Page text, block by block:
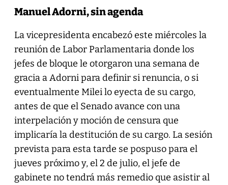
Manuel Adorni, sin agenda
La vicepresidenta encabezó este miércoles la
reunión de Labor Parlamentaria donde los
jefes de bloque le otorgaron una semana de
gracia a Adorni para definir si renuncia, o si
eventualmente Milei lo eyecta de su cargo,
antes de que el Senado avance con una
interpelación y moción de censura que
implicaría la destitución de su cargo. La sesión
prevista para esta tarde se pospuso para el
jueves próximo y, el 2 de julio, el jefe de
gabinete no tendrá más remedio que asistir al